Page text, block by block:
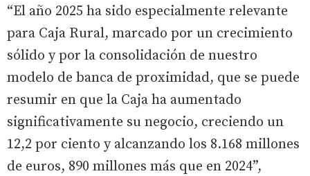
“El año 2025 ha sido especialmente relevante
para Caja Rural, marcado por un crecimiento
sólido y por la consolidación de nuestro
modelo de banca de proximidad, que se puede
resumir en que la Caja ha aumentado
significativamente su negocio, creciendo un
12,2 por ciento y alcanzando los 8.168 millones
de euros, 890 millones más que en 2024”,